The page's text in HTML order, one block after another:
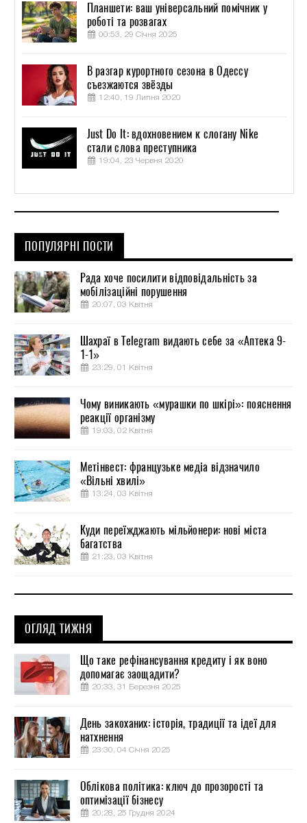
Планшети: ваш універсальний помічник у
роботі та розвагах
00:53, 29 Січня 2025
В разгар курортного сезона в Одессу
съезжаются звёзды
12:40, 19 Липня 2020
Just Do It: вдохновением к слогану Nike
стали слова преступника
19:04, 23 Червня 2020
ПОПУЛЯРНІ ПОСТИ
Рада хоче посилити відповідальність за
мобілізаційні порушення
20:07, 03 Квітня
Шахраї в Telegram видають себе за «Аптека 9-
1-1»
23:29, 01 Квітня
Чому виникають «мурашки по шкірі»: пояснення
реакції організму
19:03, 02 Квітня
Метінвест: французьке медіа відзначило
«Вільні хвилі»
13:24, 03 Квітня
Куди переїжджають мільйонери: нові міста
багатства
21:23, 03 Квітня
ОГЛЯД ТИЖНЯ
Що таке рефінансування кредиту і як воно
допомагає заощадити?
20:33, 31 Березня 2025
День закоханих: історія, традиції та ідеї для
натхнення
23:30, 04 Січня 2025
Облікова політика: ключ до прозорості та
оптимізації бізнесу
20:28, 25 Грудня 2024